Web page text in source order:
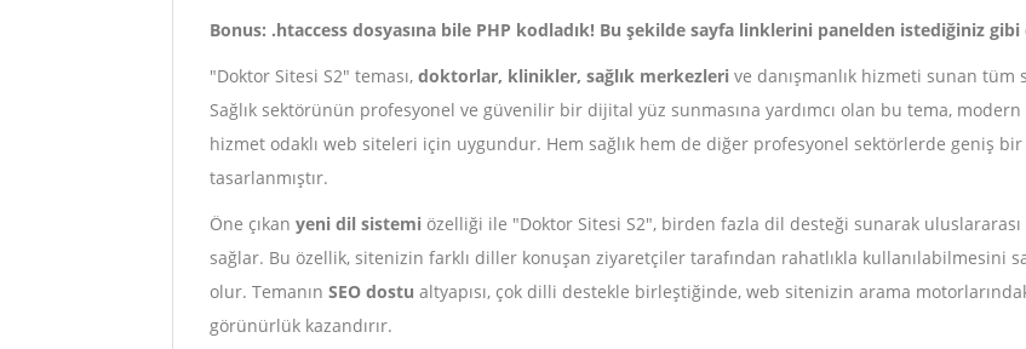
Bonus: .htaccess dosyasına bile PHP kodladık! Bu şekilde sayfa linklerini panelden istediğiniz
"Doktor Sitesi S2" teması, doktorlar, klinikler, sağlık merkezleri ve danışmanlık hizmeti sunan
Sağlık sektörünün profesyonel ve güvenilir bir dijital yüz sunmasına yardımcı olan bu tema,
hizmet odaklı web siteleri için uygundur. Hem sağlık hem de diğer profesyonel sektörlerde geniş
tasarlanmıştır.
Öne çıkan yeni dil sistemi özelliği ile "Doktor Sitesi S2", birden fazla dil desteği sunarak
sağlar. Bu özellik, sitenizin farklı diller konuşan ziyaretçiler tarafından rahatlıkla kullanılabilmesini
olur. Temanın SEO dostu altyapısı, çok dilli destekle birleştiğinde, web sitenizin arama
görünürlük kazandırır.